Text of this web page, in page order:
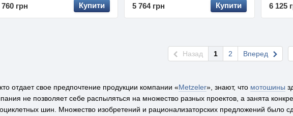
отдает свое предпочтение продукции компании «Metzeler», знают, что мотошины
не позволяет себе распыляться на множество разных проектов, а занята
шин. Множество изобретений и рационализаторских предложений было
760 грн Купити 5 764 грн Купити 6 125
Назад 1 2 Вперед